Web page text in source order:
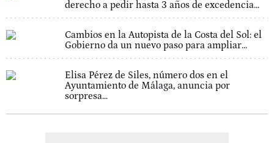
derecho a pedir hasta 3 años de excedencia...
Cambios en la Autopista de la Costa del Sol: el
Gobierno da un nuevo paso para ampliar...
Elisa Pérez de Siles, número dos en el
Ayuntamiento de Málaga, anuncia por
sorpresa...